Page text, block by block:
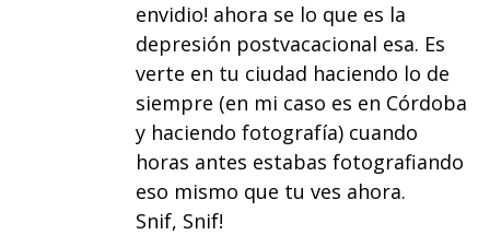
envidio! ahora se lo que es la
depresión postvacacional esa. Es
verte en tu ciudad haciendo lo de
siempre (en mi caso es en Córdoba
y haciendo fotografía) cuando
horas antes estabas fotografiando
eso mismo que tu ves ahora.
Snif, Snif!